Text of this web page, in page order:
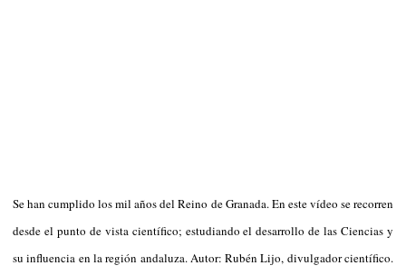
Se han cumplido los mil años del Reino de Granada. En este vídeo se recorren
desde el punto de vista científico; estudiando el desarrollo de las Ciencias y
su influencia en la región andaluza. Autor: Rubén Lijo, divulgador científico.